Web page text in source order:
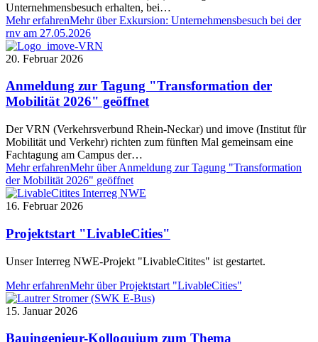
Unternehmensbesuch erhalten, bei…
Mehr erfahrenMehr über Exkursion: Unternehmensbesuch bei der
rnv am 27.05.2026
20. Februar 2026
Anmeldung zur Tagung "Transformation der
Mobilität 2026" geöffnet
Der VRN (Verkehrsverbund Rhein-Neckar) und imove (Institut für
Mobilität und Verkehr) richten zum fünften Mal gemeinsam eine
Fachtagung am Campus der…
Mehr erfahrenMehr über Anmeldung zur Tagung "Transformation
der Mobilität 2026" geöffnet
16. Februar 2026
Projektstart "LivableCities"
Unser Interreg NWE-Projekt "LivableCitites" ist gestartet.
Mehr erfahrenMehr über Projektstart "LivableCities"
15. Januar 2026
Bauingenieur-Kolloquium zum Thema